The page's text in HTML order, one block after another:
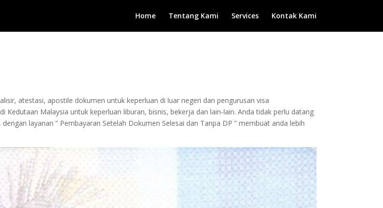
Home Tentang Kami Services Kontak Kami
atestasi, apostile dokumen untuk keperluan di luar negeri dan pengurusan visa
Kedutaan Malaysia untuk keperluan liburan, bisnis, bekerja dan lain-lain. Anda tidak perlu datang
layanan ” Pembayaran Setelah Dokumen Selesai dan Tanpa DP ” membuat anda lebih